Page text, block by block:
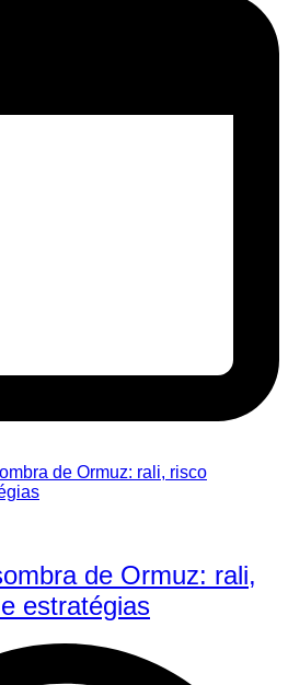
de Ormuz: rali,
estratégias